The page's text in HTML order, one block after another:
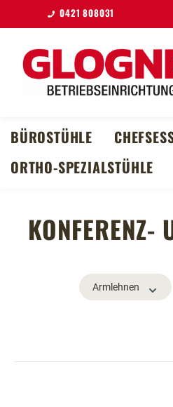
Hauptinhalt springen
Zur Suche springen
Zur Hauptnavigation
0421 808031
BÜROSTÜHLE
ORTHO-SPEZIALSTÜHLE
KONFERENZ-
Armlehnen